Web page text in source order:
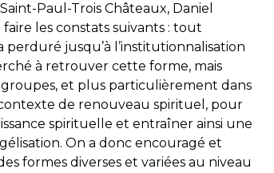
Saint-Paul-Trois Châteaux, Daniel
les constats suivants : tout
perduré jusqu’à l’institutionnalisation
à retrouver cette forme, mais
et plus particulièrement dans
de renouveau spirituel, pour
spirituelle et entraîner ainsi une
On a donc encouragé et
formes diverses et variées au niveau